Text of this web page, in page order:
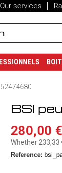
Our services
BSI
280,00 €
Whether 233,33
Reference: